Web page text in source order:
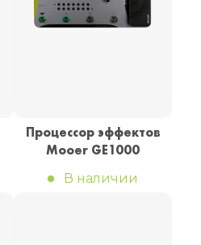
Процессор эффектов
Mooer GE1000
В наличии